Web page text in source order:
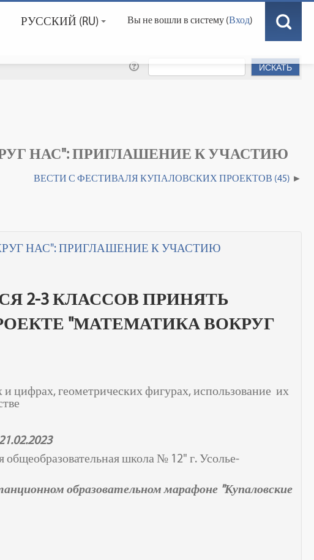
Вы не вошли в систему (Вход)
РУССКИЙ ‎(RU)‎
НАС": ПРИГЛАШЕНИЕ К УЧАСТИЮ
ВЕСТИ С ФЕСТИВАЛЯ КУПАЛОВСКИХ ПРОЕКТОВ (45)
НАС": ПРИГЛАШЕНИЕ К УЧАСТИЮ
2-3 КЛАССОВ ПРИНЯТЬ
"МАТЕМАТИКА ВОКРУГ
цифрах, геометрических фигурах, использование их
общеобразовательная школа № 12" г. Усолье-
образовательном марафоне "Купаловские